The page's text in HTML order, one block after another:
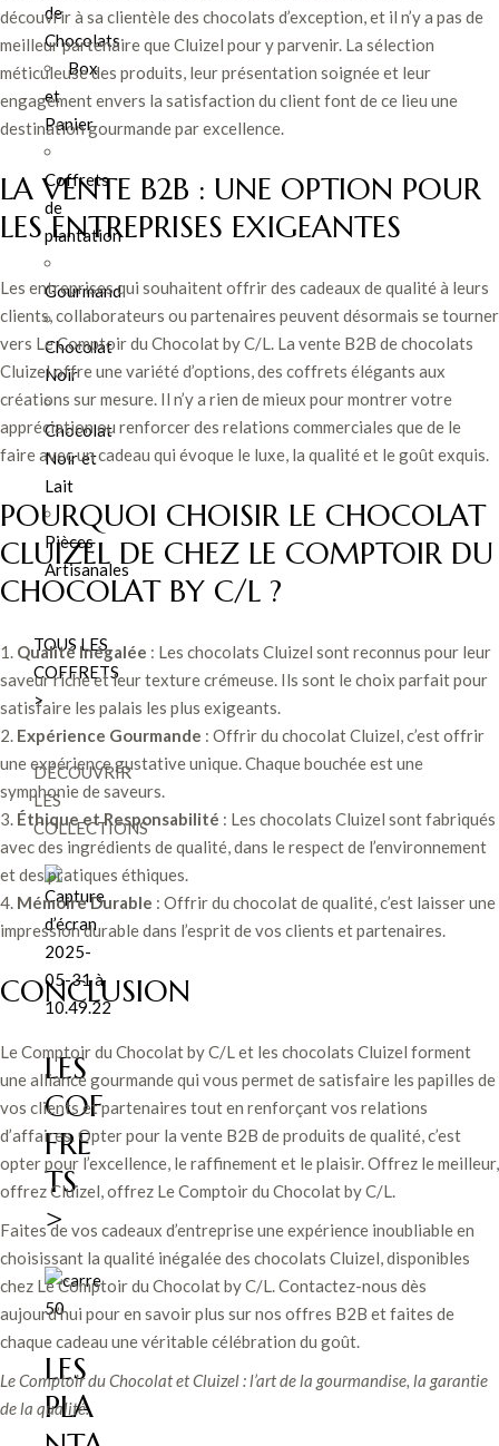
de
Chocolats
Box
et
Panier
Coffrets
de
plantation
Gourmand
Chocolat
Noir
Chocolat
Noir et
Lait
Pièces
Artisanales
TOUS LES
COFFRETS
>
DÉCOUVRIR
LES
COLLECTIONS
LES
COF
FRE
TS
>
LES
PLA
découvrir à sa clientèle des chocolats d’exception, et il n’y a pas de
meilleur partenaire que Cluizel pour y parvenir. La sélection
méticuleuse des produits, leur présentation soignée et leur
engagement envers la satisfaction du client font de ce lieu une
destination gourmande par excellence.
LA VENTE B2B : UNE OPTION POUR
LES ENTREPRISES EXIGEANTES
Les entreprises qui souhaitent offrir des cadeaux de qualité à leurs
clients, collaborateurs ou partenaires peuvent désormais se tourner
vers Le Comptoir du Chocolat by C/L. La vente B2B de chocolats
Cluizel offre une variété d’options, des coffrets élégants aux
créations sur mesure. Il n’y a rien de mieux pour montrer votre
appréciation ou renforcer des relations commerciales que de le
faire avec un cadeau qui évoque le luxe, la qualité et le goût exquis.
POURQUOI CHOISIR LE CHOCOLAT
CLUIZEL DE CHEZ LE COMPTOIR DU
CHOCOLAT BY C/L ?
Qualité Inégalée : Les chocolats Cluizel sont reconnus pour leur
saveur riche et leur texture crémeuse. Ils sont le choix parfait pour
satisfaire les palais les plus exigeants.
Expérience Gourmande : Offrir du chocolat Cluizel, c’est offrir
une expérience gustative unique. Chaque bouchée est une
symphonie de saveurs.
Éthique et Responsabilité : Les chocolats Cluizel sont fabriqués
avec des ingrédients de qualité, dans le respect de l’environnement
et des pratiques éthiques.
Mémoire Durable : Offrir du chocolat de qualité, c’est laisser une
impression durable dans l’esprit de vos clients et partenaires.
CONCLUSION
Le Comptoir du Chocolat by C/L et les chocolats Cluizel forment
une alliance gourmande qui vous permet de satisfaire les papilles de
vos clients et partenaires tout en renforçant vos relations
d’affaires. Opter pour la vente B2B de produits de qualité, c’est
opter pour l’excellence, le raffinement et le plaisir. Offrez le meilleur,
offrez Cluizel, offrez Le Comptoir du Chocolat by C/L.
Faites de vos cadeaux d’entreprise une expérience inoubliable en
choisissant la qualité inégalée des chocolats Cluizel, disponibles
chez Le Comptoir du Chocolat by C/L. Contactez-nous dès
aujourd’hui pour en savoir plus sur nos offres B2B et faites de
chaque cadeau une véritable célébration du goût.
Le Comptoir du Chocolat et Cluizel : l’art de la gourmandise, la garantie
de la qualité.